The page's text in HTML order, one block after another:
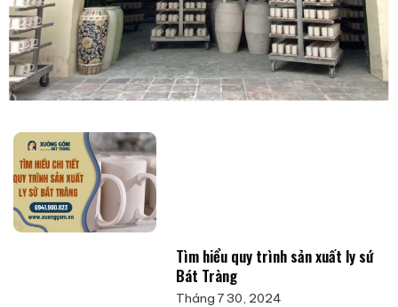
Tìm hiểu quy trình sản xuất ly sứ
Bát Tràng
Tháng 7 30, 2024